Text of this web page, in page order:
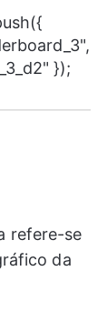
});
refere-se
da